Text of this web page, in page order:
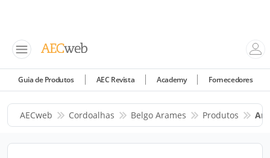
Guia de Produtos AEC Revista Academy Fornecedores
AECweb Cordoalhas Belgo Arames Produtos